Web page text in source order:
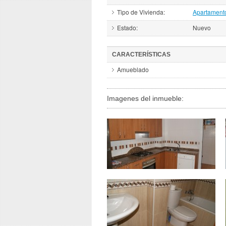
Tipo de Vivienda:
Estado:
Nuevo
CARACTERÍSTICAS
Amueblado
Imagenes del inmueble: